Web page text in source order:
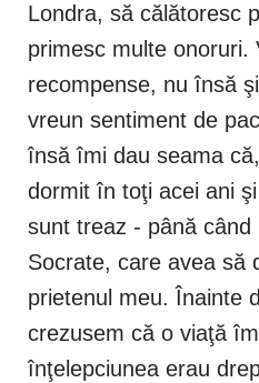
Londra, să călătoresc
primesc multe onoruri.
recompense, nu însă
vreun sentiment de
însă îmi dau seama
dormit în toţi acei ani
sunt treaz - până
Socrate, care avea să
prietenul meu. Înainte
crezusem că o viaţă
înţelepciunea erau